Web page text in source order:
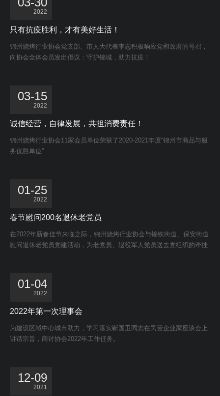
2022
只有抗疫胜利，才有美好生活！
锦州烧烤行业协会党支部、市人大代表李志积极响应党和政府的号召，
向协会全体会员发出倡议：守护锦城，助力抗疫！
03-15
2022
诚信经营，自律发展，共担消费责任！
锦州烧烤行业协会11家会员单位荣获了2020-2021年度“锦州市商品与服
务优胜单位”
01-25
2022
春节慰问200名退休老党员
在2022年新春佳节来临之际，锦州烧烤行业协会与锦铁街道、保安街道
慰问退休老党员党建活动，为老党员、退役军人党员送去党组织的牵挂
01-04
2022
2022年第一次理事会
为建设区域中心城市助力，学习落实靳国卫同志在民营企业家座谈会上
讲话宗旨，商讨协会2022年工作仼务。
12-09
2021